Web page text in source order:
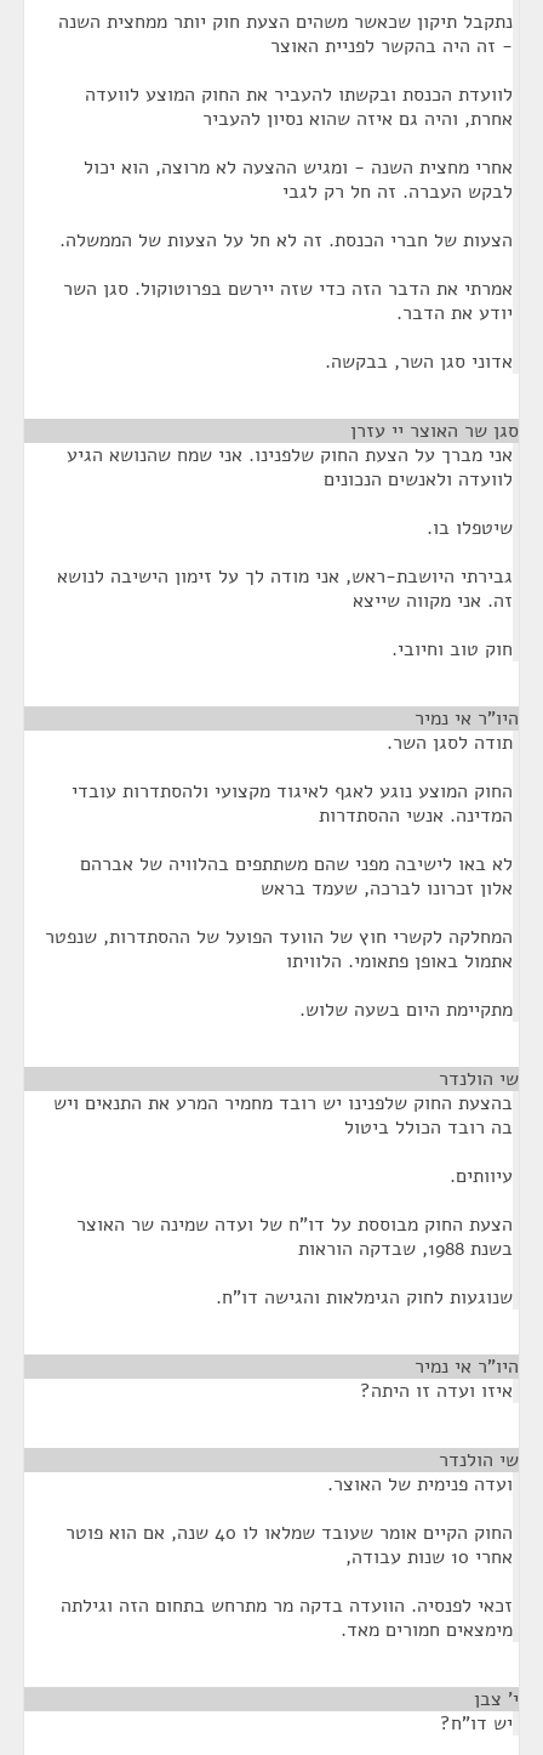
נתקבל תיקון שכאשר משהים הצעת חוק יותר ממחצית השנה
- זה היה בהקשר לפניית האוצר
לוועדת הכנסת ובקשתו להעביר את החוק המוצע לוועדה
אחרת, והיה גם איזה שהוא נסיון להעביר
אחרי מחצית השנה - ומגיש ההצעה לא מרוצה, הוא יכול
לבקש העברה. זה חל רק לגבי
הצעות של חברי הכנסת. זה לא חל על הצעות של הממשלה.
אמרתי את הדבר הזה כדי שזה יירשם בפרוטוקול. סגן השר
יודע את הדבר.
אדוני סגן השר, בבקשה.
סגן שר האוצר יי עזרן
אני מברך על הצעת החוק שלפנינו. אני שמח שהנושא הגיע
לוועדה ולאנשים הנכונים
שיטפלו בו.
גבירתי היושבת-ראש, אני מודה לך על זימון הישיבה לנושא
זה. אני מקווה שייצא
חוק טוב וחיובי.
היו"ר אי נמיר
תודה לסגן השר.
החוק המוצע נוגע לאגף לאיגוד מקצועי ולהסתדרות עובדי
המדינה. אנשי ההסתדרות
לא באו לישיבה מפני שהם משתתפים בהלוויה של אברהם
אלון זכרונו לברכה, שעמד בראש
המחלקה לקשרי חוץ של הוועד הפועל של ההסתדרות, שנפטר
אתמול באופן פתאומי. הלוויתו
מתקיימת היום בשעה שלוש.
שי הולנדר
בהצעת החוק שלפנינו יש רובד מחמיר המרע את התנאים ויש
בה רובד הכולל ביטול
עיוותים.
הצעת החוק מבוססת על דו"ח של ועדה שמינה שר האוצר
בשנת 1988, שבדקה הוראות
שנוגעות לחוק הגימלאות והגישה דו"ח.
היו"ר אי נמיר
איזו ועדה זו היתה?
שי הולנדר
ועדה פנימית של האוצר.
החוק הקיים אומר שעובד שמלאו לו 40 שנה, אם הוא פוטר
אחרי 10 שנות עבודה,
זכאי לפנסיה. הוועדה בדקה מר מתרחש בתחום הזה וגילתה
מימצאים חמורים מאד.
י' צבן
יש דו"ח?